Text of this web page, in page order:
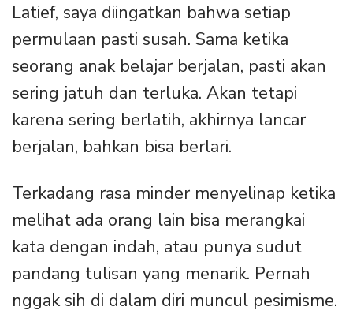
Latief, saya diingatkan bahwa setiap
permulaan pasti susah. Sama ketika
seorang anak belajar berjalan, pasti akan
sering jatuh dan terluka. Akan tetapi
karena sering berlatih, akhirnya lancar
berjalan, bahkan bisa berlari.
Terkadang rasa minder menyelinap ketika
melihat ada orang lain bisa merangkai
kata dengan indah, atau punya sudut
pandang tulisan yang menarik. Pernah
nggak sih di dalam diri muncul pesimisme.